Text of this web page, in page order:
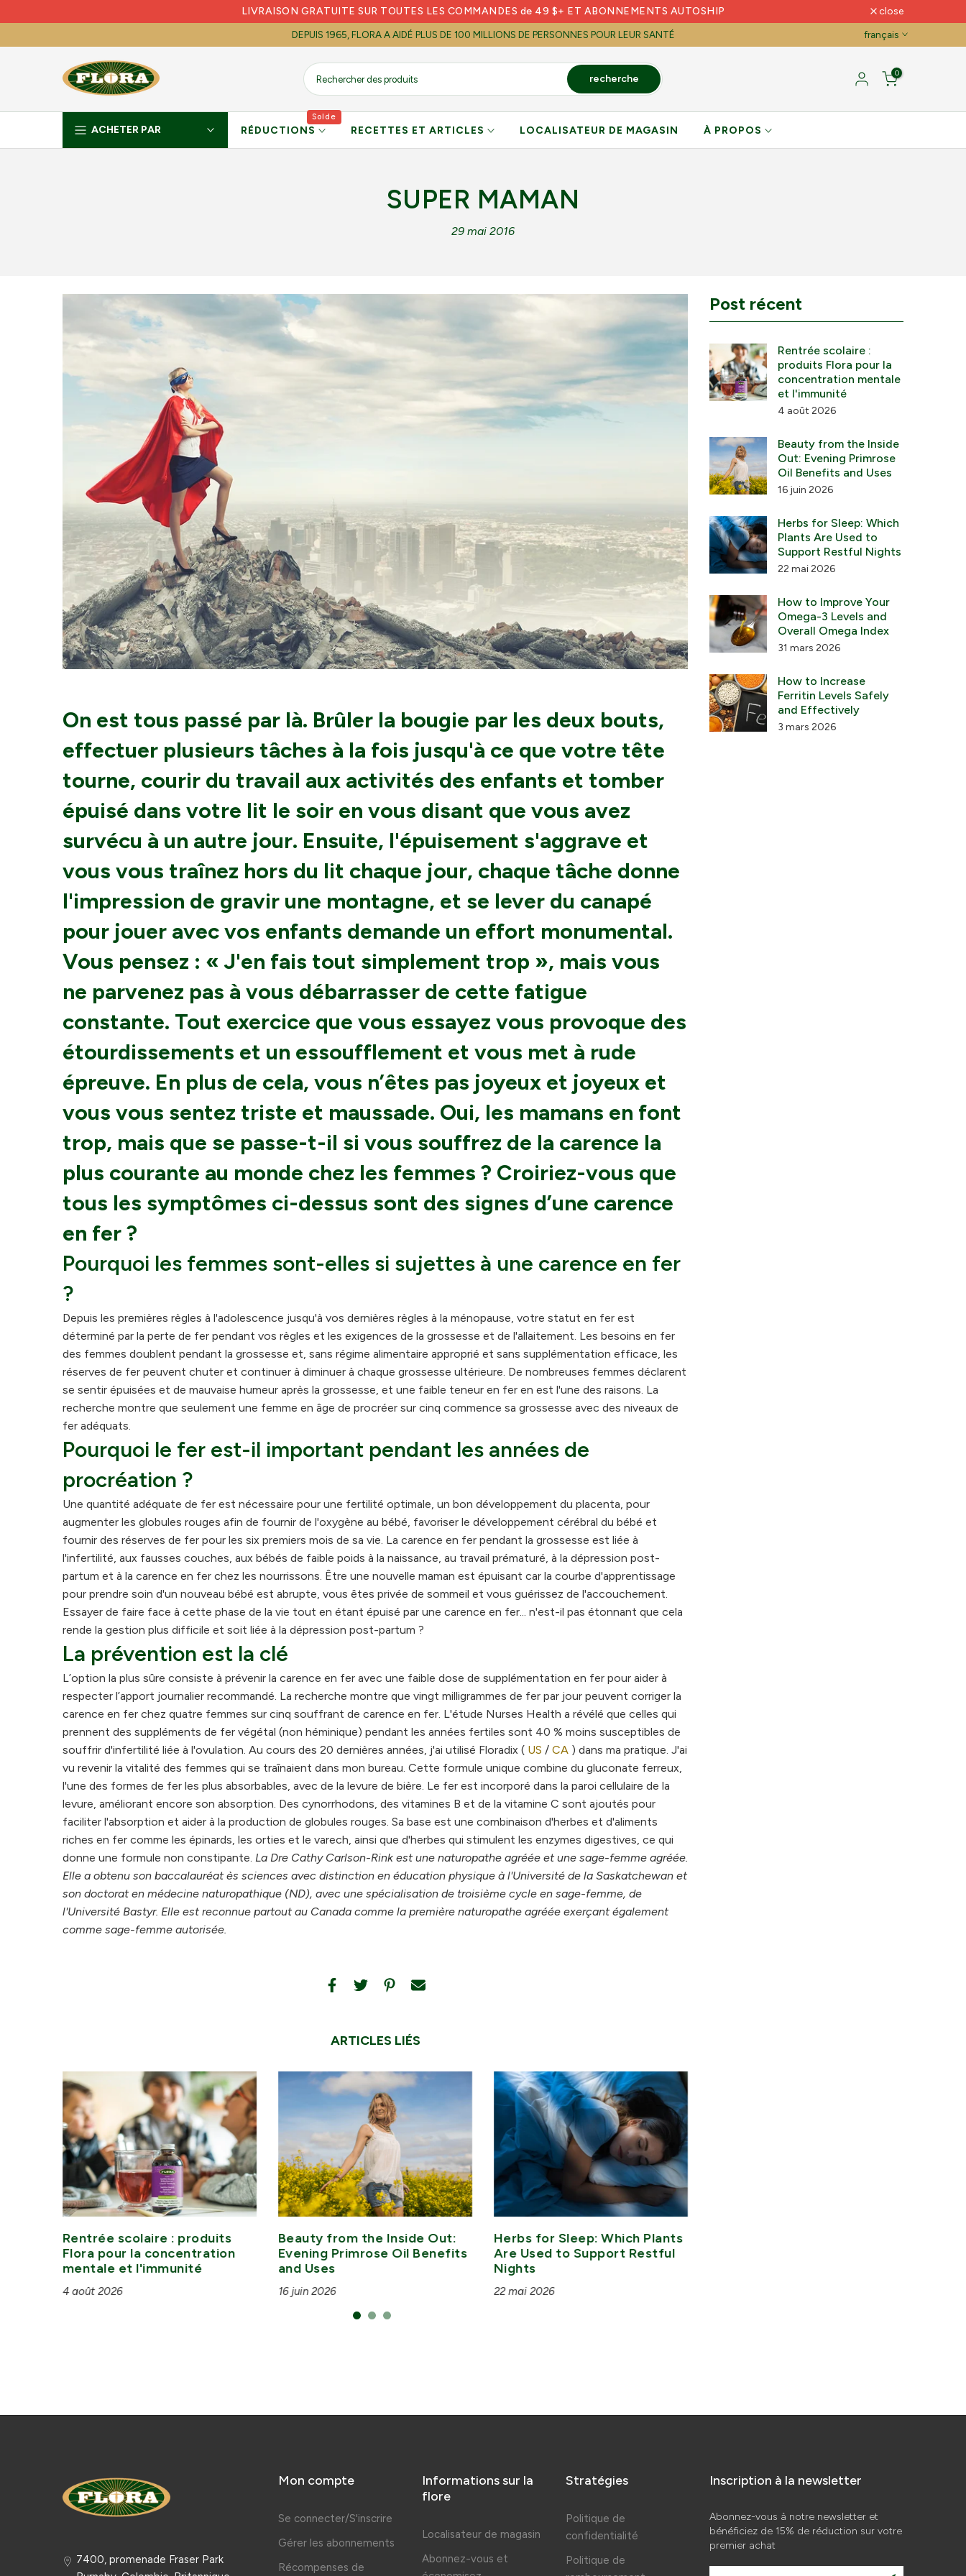
content
LIVRAISON GRATUITE SUR TOUTES LES COMMANDES de 49 $+ ET ABONNEMENTS AUTOSHIP close
DEPUIS 1965, FLORA A AIDÉ PLUS DE 100 MILLIONS DE PERSONNES POUR LEUR SANTÉ français
recherche 0
ACHETER PAR RÉDUCTIONS
Solde
RECETTES ET ARTICLES LOCALISATEUR DE MAGASIN À PROPOS
SUPER MAMAN
29 mai 2016
On est tous passé par là. Brûler la bougie par les deux bouts,
effectuer plusieurs tâches à la fois jusqu'à ce que votre tête
tourne, courir du travail aux activités des enfants et tomber
épuisé dans votre lit le soir en vous disant que vous avez
survécu à un autre jour. Ensuite, l'épuisement s'aggrave et
vous vous traînez hors du lit chaque jour, chaque tâche donne
l'impression de gravir une montagne, et se lever du canapé
pour jouer avec vos enfants demande un effort monumental.
Vous pensez : « J'en fais tout simplement trop », mais vous
ne parvenez pas à vous débarrasser de cette fatigue
constante. Tout exercice que vous essayez vous provoque des
étourdissements et un essoufflement et vous met à rude
épreuve. En plus de cela, vous n’êtes pas joyeux et joyeux et
vous vous sentez triste et maussade. Oui, les mamans en font
trop, mais que se passe-t-il si vous souffrez de la carence la
plus courante au monde chez les femmes ? Croiriez-vous que
tous les symptômes ci-dessus sont des signes d’une carence
en fer ?
Pourquoi les femmes sont-elles si sujettes à une carence en fer
?
Depuis les premières règles à l'adolescence jusqu'à vos dernières règles à la ménopause, votre statut en fer est
déterminé par la perte de fer pendant vos règles et les exigences de la grossesse et de l'allaitement. Les besoins en fer
des femmes doublent pendant la grossesse et, sans régime alimentaire approprié et sans supplémentation efficace, les
réserves de fer peuvent chuter et continuer à diminuer à chaque grossesse ultérieure. De nombreuses femmes déclarent
se sentir épuisées et de mauvaise humeur après la grossesse, et une faible teneur en fer en est l'une des raisons. La
recherche montre que seulement une femme en âge de procréer sur cinq commence sa grossesse avec des niveaux de
fer adéquats.
Pourquoi le fer est-il important pendant les années de
procréation ?
Une quantité adéquate de fer est nécessaire pour une fertilité optimale, un bon développement du placenta, pour
augmenter les globules rouges afin de fournir de l'oxygène au bébé, favoriser le développement cérébral du bébé et
fournir des réserves de fer pour les six premiers mois de sa vie. La carence en fer pendant la grossesse est liée à
l'infertilité, aux fausses couches, aux bébés de faible poids à la naissance, au travail prématuré, à la dépression post-
partum et à la carence en fer chez les nourrissons. Être une nouvelle maman est épuisant car la courbe d'apprentissage
pour prendre soin d'un nouveau bébé est abrupte, vous êtes privée de sommeil et vous guérissez de l'accouchement.
Essayer de faire face à cette phase de la vie tout en étant épuisé par une carence en fer... n'est-il pas étonnant que cela
rende la gestion plus difficile et soit liée à la dépression post-partum ?
La prévention est la clé
L’option la plus sûre consiste à prévenir la carence en fer avec une faible dose de supplémentation en fer pour aider à
respecter l’apport journalier recommandé. La recherche montre que vingt milligrammes de fer par jour peuvent corriger la
carence en fer chez quatre femmes sur cinq souffrant de carence en fer. L'étude Nurses Health a révélé que celles qui
prennent des suppléments de fer végétal (non héminique) pendant les années fertiles sont 40 % moins susceptibles de
souffrir d'infertilité liée à l'ovulation. Au cours des 20 dernières années, j'ai utilisé Floradix ( US / CA ) dans ma pratique. J'ai
vu revenir la vitalité des femmes qui se traînaient dans mon bureau. Cette formule unique combine du gluconate ferreux,
l'une des formes de fer les plus absorbables, avec de la levure de bière. Le fer est incorporé dans la paroi cellulaire de la
levure, améliorant encore son absorption. Des cynorrhodons, des vitamines B et de la vitamine C sont ajoutés pour
faciliter l'absorption et aider à la production de globules rouges. Sa base est une combinaison d'herbes et d'aliments
riches en fer comme les épinards, les orties et le varech, ainsi que d'herbes qui stimulent les enzymes digestives, ce qui
donne une formule non constipante. La Dre Cathy Carlson-Rink est une naturopathe agréée et une sage-femme agréée.
Elle a obtenu son baccalauréat ès sciences avec distinction en éducation physique à l'Université de la Saskatchewan et
son doctorat en médecine naturopathique (ND), avec une spécialisation de troisième cycle en sage-femme, de
l'Université Bastyr. Elle est reconnue partout au Canada comme la première naturopathe agréée exerçant également
comme sage-femme autorisée.
ARTICLES LIÉS
Rentrée scolaire : produits
Flora pour la concentration
mentale et l'immunité
4 août 2026
Beauty from the Inside Out:
Evening Primrose Oil Benefits
and Uses
16 juin 2026
Herbs for Sleep: Which Plants
Are Used to Support Restful
Nights
22 mai 2026
Post récent
Rentrée scolaire :
produits Flora pour la
concentration mentale
et l'immunité
4 août 2026
Beauty from the Inside
Out: Evening Primrose
Oil Benefits and Uses
16 juin 2026
Herbs for Sleep: Which
Plants Are Used to
Support Restful Nights
22 mai 2026
How to Improve Your
Omega-3 Levels and
Overall Omega Index
31 mars 2026
How to Increase
Ferritin Levels Safely
and Effectively
3 mars 2026
7400, promenade Fraser Park
Mon compte
Se connecter/S'inscrire
Gérer les abonnements
Récompenses de
Informations sur la
flore
Localisateur de magasin
Abonnez-vous et
Stratégies
Politique de
confidentialité
Politique de
Inscription à la newsletter
Abonnez-vous à notre newsletter et
bénéficiez de 15% de réduction sur votre
premier achat